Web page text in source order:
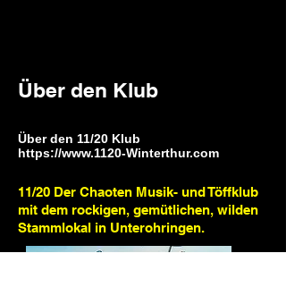
Über den Klub
Über den 11/20 Klub
https://www.1120-Winterthur.com
11/20 Der Chaoten Musik- und Töffklub
mit dem rockigen, gemütlichen, wilden
Stammlokal in Unterohringen.